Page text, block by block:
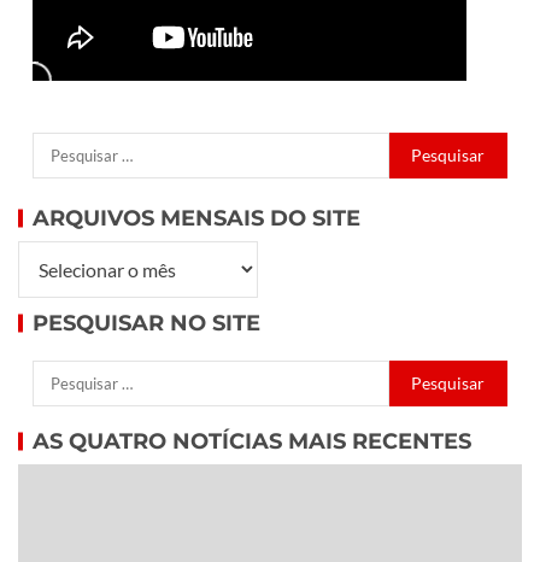
ARQUIVOS MENSAIS DO SITE
PESQUISAR NO SITE
AS QUATRO NOTÍCIAS MAIS RECENTES